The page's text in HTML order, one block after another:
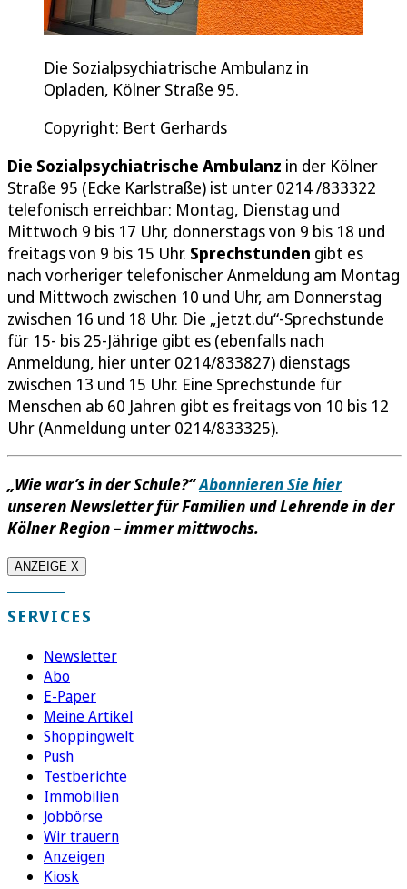
Die Sozialpsychiatrische Ambulanz in
Opladen, Kölner Straße 95.
Copyright: Bert Gerhards
Die Sozialpsychiatrische Ambulanz in der Kölner
Straße 95 (Ecke Karlstraße) ist unter 0214 /833322
telefonisch erreichbar: Montag, Dienstag und
Mittwoch 9 bis 17 Uhr, donnerstags von 9 bis 18 und
freitags von 9 bis 15 Uhr. Sprechstunden gibt es
nach vorheriger telefonischer Anmeldung am Montag
und Mittwoch zwischen 10 und Uhr, am Donnerstag
zwischen 16 und 18 Uhr. Die „jetzt.du“-Sprechstunde
für 15- bis 25-Jährige gibt es (ebenfalls nach
Anmeldung, hier unter 0214/833827) dienstags
zwischen 13 und 15 Uhr. Eine Sprechstunde für
Menschen ab 60 Jahren gibt es freitags von 10 bis 12
Uhr (Anmeldung unter 0214/833325).
„Wie war’s in der Schule?“Abonnieren Sie hier
unseren Newsletter für Familien und Lehrende in der
Kölner Region – immer mittwochs.
ANZEIGE X
SERVICES
Newsletter
Abo
E-Paper
Meine Artikel
Shoppingwelt
Push
Testberichte
Immobilien
Jobbörse
Wir trauern
Anzeigen
Kiosk